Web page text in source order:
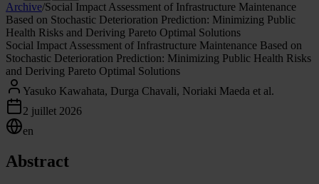
Archive/Social Impact Assessment of Infrastructure Maintenance
Based on Stochastic Deterioration Prediction: Minimizing Public
Health Risks and Deriving Pareto Optimal Solutions
Social Impact Assessment of Infrastructure Maintenance Based on
Stochastic Deterioration Prediction: Minimizing Public Health Risks
and Deriving Pareto Optimal Solutions
Yasuko Kawahata, Durga Chavali, Noriaki Maeda et al.
2 juillet 2026
en
Abstract